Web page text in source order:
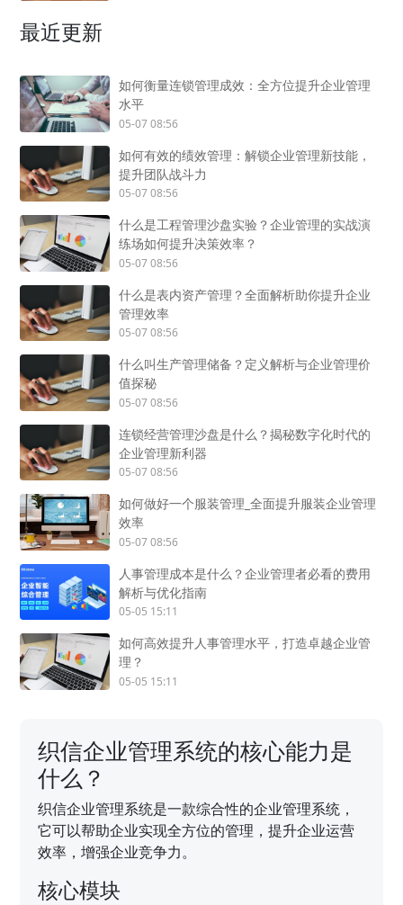
最近更新
如何衡量连锁管理成效：全方位提升企业管理
水平
05-07 08:56
如何有效的绩效管理：解锁企业管理新技能，
提升团队战斗力
05-07 08:56
什么是工程管理沙盘实验？企业管理的实战演
练场如何提升决策效率？
05-07 08:56
什么是表内资产管理？全面解析助你提升企业
管理效率
05-07 08:56
什么叫生产管理储备？定义解析与企业管理价
值探秘
05-07 08:56
连锁经营管理沙盘是什么？揭秘数字化时代的
企业管理新利器
05-07 08:56
如何做好一个服装管理_全面提升服装企业管理
效率
05-07 08:56
人事管理成本是什么？企业管理者必看的费用
解析与优化指南
05-05 15:11
如何高效提升人事管理水平，打造卓越企业管
理？
05-05 15:11
织信企业管理系统的核心能力是
什么？
织信企业管理系统是一款综合性的企业管理系统，
它可以帮助企业实现全方位的管理，提升企业运营
效率，增强企业竞争力。
核心模块